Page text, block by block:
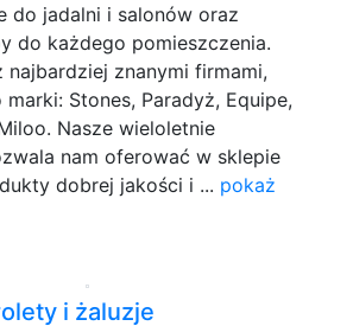
do jadalni i salonów oraz
do każdego pomieszczenia.
najbardziej znanymi firmami,
Stones, Paradyż, Equipe,
Nasze wieloletnie
nam oferować w sklepie
dobrej jakości i ... pokaż
i żaluzje